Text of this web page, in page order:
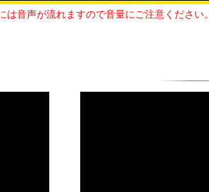
音声が流れますので音量にご注意ください。